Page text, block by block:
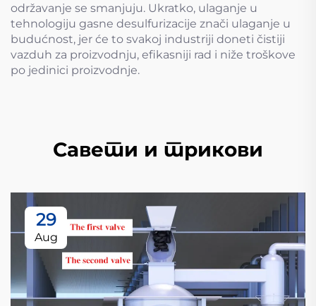
održavanje se smanjuju. Ukratko, ulaganje u
tehnologiju gasne desulfurizacije znači ulaganje u
budućnost, jer će to svakoj industriji doneti čistiji
vazduh za proizvodnju, efikasniji rad i niže troškove
po jedinici proizvodnje.
Савети и трикови
29
Aug